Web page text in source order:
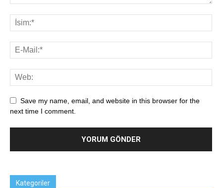
Save my name, email, and website in this browser for the
next time I comment.
Kategoriler